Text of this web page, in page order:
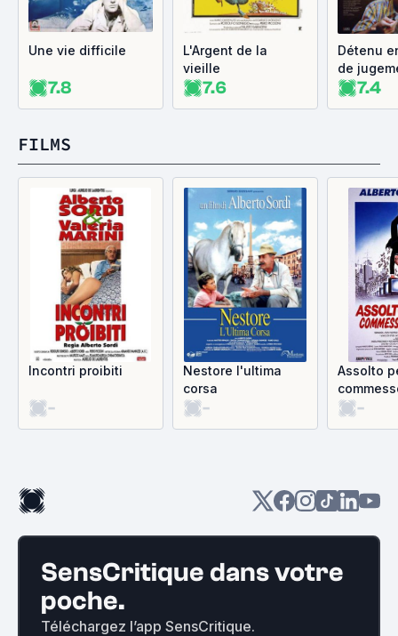
Une vie difficile
7.8
L'Argent de la
vieille
7.6
Détenu
de
7.4
FILMS
Incontri proibiti
-
Nestore l'ultima
corsa
-
Assolto
-
SensCritique dans votre
poche.
Téléchargez l’app SensCritique.